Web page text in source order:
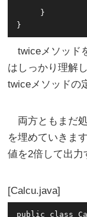
     }
}
twiceメソッド
はしっかり理解
twiceメソッドの
両方ともまだ
を埋めていきま
値を2倍して出力
Calcu.java
public class